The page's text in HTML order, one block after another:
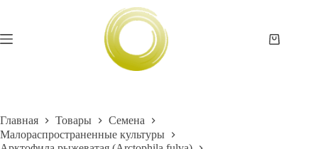
Корзина
Главная Товары
Семена
Малораспространенные культуры